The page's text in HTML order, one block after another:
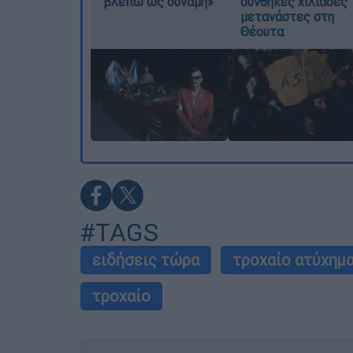
μετανάστες στη
Θέουτα
#TAGS
ειδήσεις τώρα τροχαίο
τροχαίο